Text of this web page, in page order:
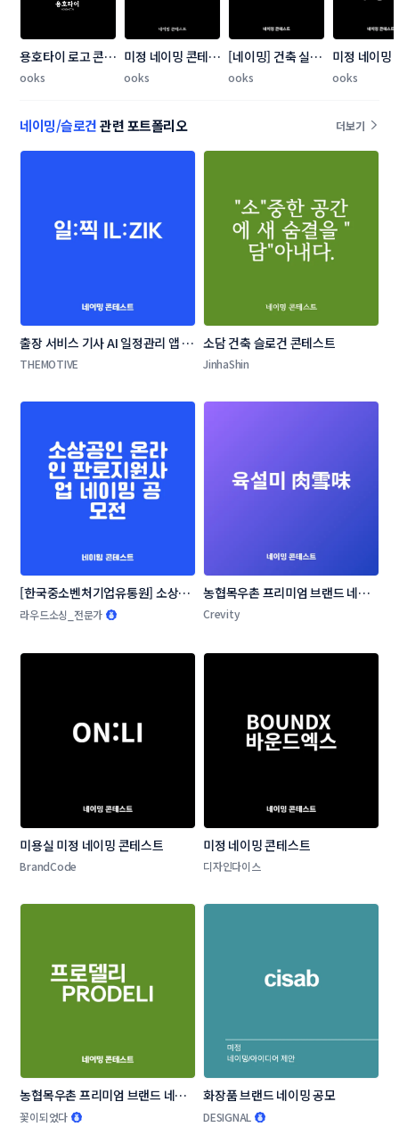
용호타이 로고 콘테
스트
ooks
미정 네이밍 콘테스
트
ooks
[네이밍] 건축 실내
인테리어 제품 네이
ooks
미정 네이밍
트
ooks
네이밍/슬로건관련 포트폴리오 더보기
출장 서비스 기사 AI 일정관리 앱 네
이밍 콘테스트
THEMOTIVE
소담 건축 슬로건 콘테스트
JinhaShin
[한국중소벤처기업유통원] 소상공
인 온라인 판로지원사업 네이밍 공
라우드소싱_전문가
농협목우촌 프리미엄 브랜드 네이
밍 공모
Crevity
미용실 미정 네이밍 콘테스트
BrandCode
미정 네이밍 콘테스트
디자인다이스
농협목우촌 프리미엄 브랜드 네이
밍 공모
꽃이되었다
화장품 브랜드 네이밍 공모
DESIGNAL